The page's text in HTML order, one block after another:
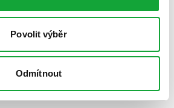
Povolit výběr
Odmítnout